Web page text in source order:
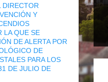
DIRECTOR
Y
LA QUE SE
DE ALERTA POR
DE
PARA LOS
DE JULIO DE